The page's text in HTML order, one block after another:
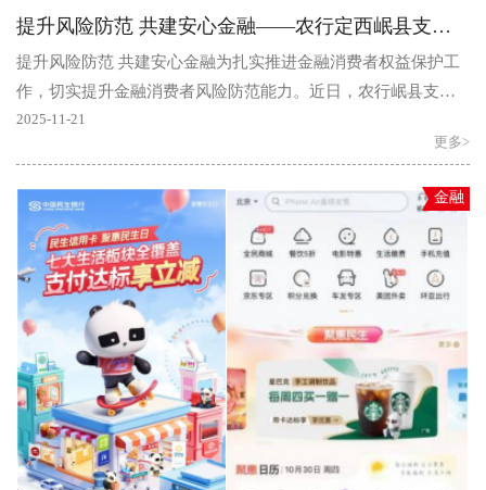
提升风险防范 共建安心金融——农行定西岷县支行开展金融消费者宣教活动
提升风险防范 共建安心金融为扎实推进金融消费者权益保护工
作，切实提升金融消费者风险防范能力。近日，农行岷县支行
以“保障金融权益，助力美好生活”为主题，在岷县当归..
2025-11-21
更多>
金融